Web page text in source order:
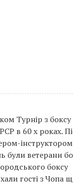
Турнір з боксу
в 60 х роках.
інструктором
були ветерани
боксу
гості з Чопа